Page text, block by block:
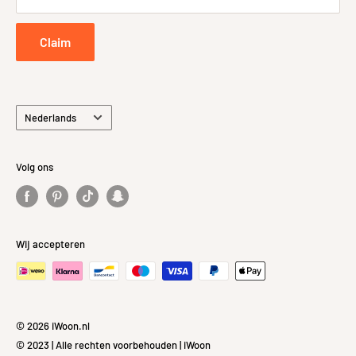
Privacybeleid
Claim
Taal
Nederlands
Volg ons
Wij accepteren
© 2026 iWoon.nl
© 2023 | Alle rechten voorbehouden | iWoon